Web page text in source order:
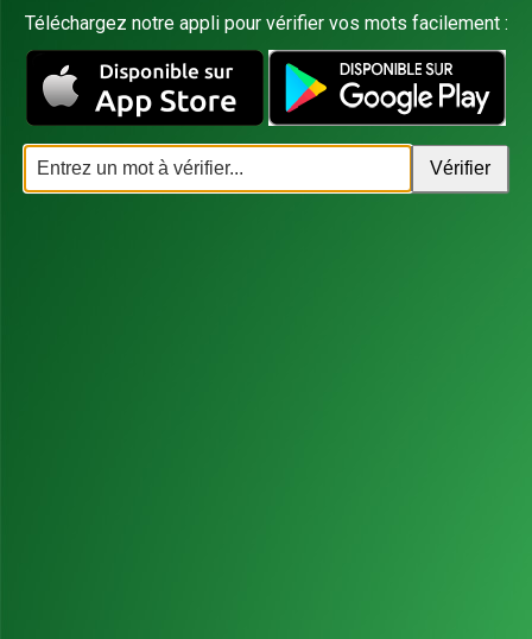
Téléchargez notre appli pour vérifier vos mots facilement :